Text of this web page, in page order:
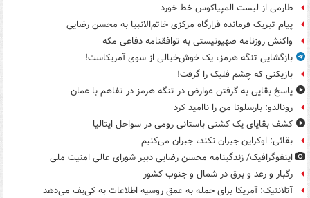
طارمی از لیست المپیاکوس خط خورد
پیام تبریک فرمانده قرارگاه مرکزی خاتم‌الانبیا به محسن رضایی
واکنش روزنامه صهیونیستی به توافقنامه دفاعی مکه
بازگشایی تنگه هرمز، یک خوش‌خیالی از سوی آمریکاست!
بازیکنی که چشم فلیک را گرفت!
پاسخ بقایی به گرفتن عوارض در تنگه هرمز در تفاهم با عمان
رونالدو: بارسلونا من را ناامید کرد
کشف بقایای یک کشتی باستانی رومی در سواحل ایتالیا
بقائی: اوکراین جبران نکند، جبران می‌کنیم
اینفوگرافیک/ زندگینامه محسن رضایی دبیر شورای عالی امنیت‌ ملی
رگبار و رعد و برق در شمال و جنوب کشور
آتلانتیک: آمریکا برای حمله به عمق روسیه اطلاعات به کی‌یف می‌دهد